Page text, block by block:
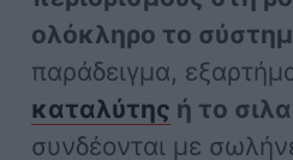
ολόκληρο το
παράδειγμα,
καταλύτης ή το
συνδέονται με